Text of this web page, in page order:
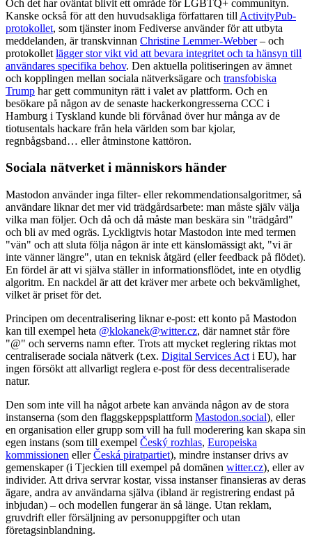
Och det har oväntat blivit ett område för LGBTQ+ communityn.
Kanske också för att den huvudsakliga författaren till ActivityPub-
protokollet, som tjänster inom Fediverse använder för att utbyta
meddelanden, är transkvinnan Christine Lemmer-Webber– och
protokollet lägger stor vikt vid att bevara integritet och ta hänsyn till
användares specifika behov. Den aktuella politiseringen av ämnet
och kopplingen mellan sociala nätverksägare och transfobiska
Trump har gett communityn rätt i valet av plattform. Och en
besökare på någon av de senaste hackerkongresserna CCC i
Hamburg i Tyskland kunde bli förvånad över hur många av de
tiotusentals hackare från hela världen som bar kjolar,
regnbågsband… eller åtminstone kattöron.
Sociala nätverket i människors händer
Mastodon använder inga filter- eller rekommendationsalgoritmer, så
användare liknar det mer vid trädgårdsarbete: man måste själv välja
vilka man följer. Och då och då måste man beskära sin "trädgård"
och bli av med ogräs. Lyckligtvis hotar Mastodon inte med termen
"vän" och att sluta följa någon är inte ett känslomässigt akt, "vi är
inte vänner längre", utan en teknisk åtgärd (eller feedback på flödet).
En fördel är att vi själva ställer in informationsflödet, inte en otydlig
algoritm. En nackdel är att det kräver mer arbete och bekvämlighet,
vilket är priset för det.
Principen om decentralisering liknar e-post: ett konto på Mastodon
kan till exempel heta @klokanek@witter.cz, där namnet står före
"@" och serverns namn efter. Trots att mycket reglering riktas mot
centraliserade sociala nätverk (t.ex. Digital Services Act i EU), har
ingen försökt att allvarligt reglera e-post för dess decentraliserade
natur.
Den som inte vill ha något arbete kan använda någon av de stora
instanserna (som den flaggskeppsplattform Mastodon.social), eller
en organisation eller grupp som vill ha full moderering kan skapa sin
egen instans (som till exempel Český rozhlas, Europeiska
kommissionen ellerČeská piratpartiet), mindre instanser drivs av
gemenskaper (i Tjeckien till exempel på domänen witter.cz), eller av
individer. Att driva servrar kostar, vissa instanser finansieras av deras
ägare, andra av användarna själva (ibland är registrering endast på
inbjudan) – och modellen fungerar än så länge. Utan reklam,
gruvdrift eller försäljning av personuppgifter och utan
företagsinblandning.